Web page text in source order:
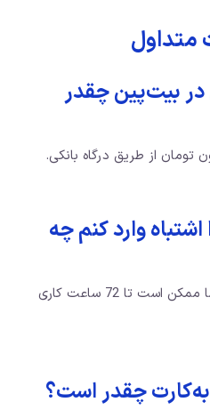
متداول
در بیت‌پین چقدر
اشتباه وارد کنم چه
مبلغ بازگشت داده می‌شود اما ممکن است تا 72 ساعت کاری
چقدر است؟